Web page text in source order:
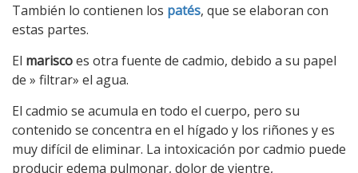
También lo contienen los patés, que se elaboran con
estas partes.
El mariscoes otra fuente de cadmio, debido a su papel
de » filtrar» el agua.
El cadmio se acumula en todo el cuerpo, pero su
contenido se concentra en el hígado y los riñones y es
muy difícil de eliminar. La intoxicación por cadmio puede
producir edema pulmonar, dolor de vientre,